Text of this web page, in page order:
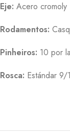
Eje: Acero cromoly
Rodamentos:
Pinheiros: 10 por
Rosca: Estándar